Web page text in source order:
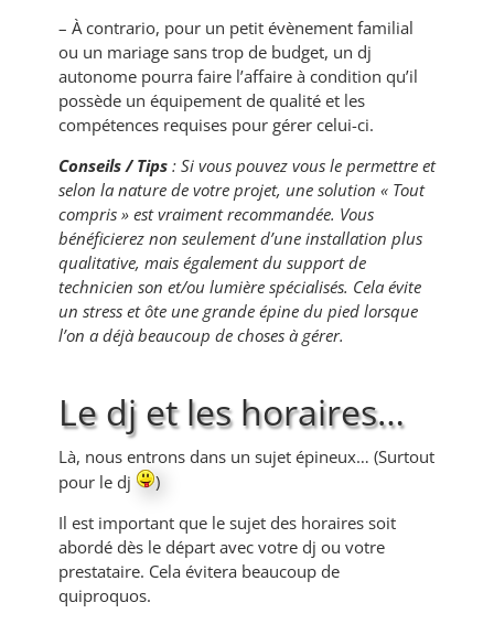
– À contrario, pour un petit évènement familial
ou un mariage sans trop de budget, un dj
autonome pourra faire l’affaire à condition qu’il
possède un équipement de qualité et les
compétences requises pour gérer celui-ci.
Conseils / Tips: Si vous pouvez vous le permettre et
selon la nature de votre projet, une solution « Tout
compris » est vraiment recommandée. Vous
bénéficierez non seulement d’une installation plus
qualitative, mais également du support de
technicien son et/ou lumière spécialisés. Cela évite
un stress et ôte une grande épine du pied lorsque
l’on a déjà beaucoup de choses à gérer.
Le dj et les horaires…
Là, nous entrons dans un sujet épineux… (Surtout
pour le dj
)
Il est important que le sujet des horaires soit
abordé dès le départ avec votre dj ou votre
prestataire. Cela évitera beaucoup de
quiproquos.